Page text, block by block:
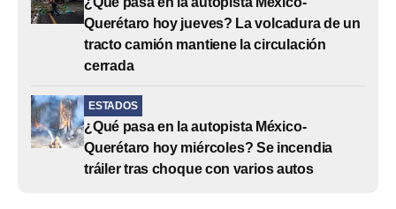
Querétaro hoy jueves? La volcadura de un
tracto camión mantiene la circulación
cerrada
ESTADOS
¿Qué pasa en la autopista México-
Querétaro hoy miércoles? Se incendia
tráiler tras choque con varios autos